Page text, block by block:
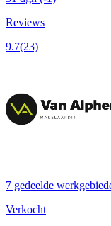
Reviews
9.7(23)
7 gedeelde
Verkocht